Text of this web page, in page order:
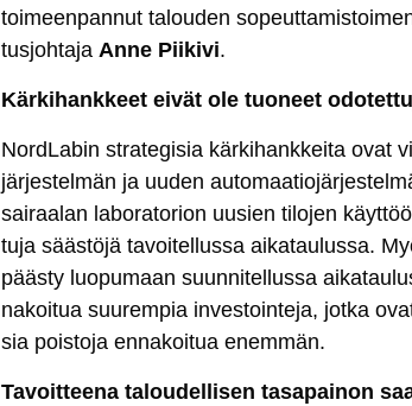
toi­meen­pan­nut ta­lou­den
tus­joh­ta­ja An­ne Pii­ki­vi.
Kär­ki­hank­keet ei­vät ole tuo­neet
Nord­La­bin st­ra­te­gi­sia kär­ki­hank­kei­ta ovat
jär­jes­tel­män ja uu­den
sai­raa­lan la­bo­ra­to­rion uu­sien ti­lo­jen
tu­ja sääs­tö­jä ta­voi­tel­lus­sa ai­ka­tau­lus­sa.
pääs­ty luo­pu­maan suun­ni­tel­lus­sa
na­koi­tua suu­rem­pia in­ves­toin­te­ja, jot­ka
sia pois­to­ja en­na­koi­tua enem­män.
Ta­voit­tee­na ta­lou­del­li­sen ta­sa­pai­non